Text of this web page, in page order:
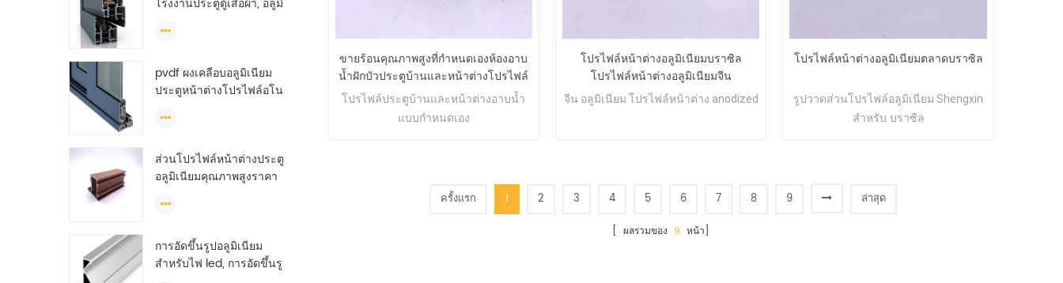
โรงงานประตูตู้เสื้อผ้า, อลูมิ
เสื้อผ้า, ตู้เสื้อผ้าอลูมิเนียม
pvdf ผงเคลือบอลูมิเนียม
ประตูหน้าต่างโปรไฟล์อโน
ละเอียดการอัดขึ้นรูป
ส่วนโปรไฟล์หน้าต่างประตู
อลูมิเนียมคุณภาพสูงราคา
เลื่อนแอลจีเรีย
การอัดขึ้นรูปอลูมิเนียม
สำหรับไฟ led, การอัดขึ้นรู
ขายร้อนคุณภาพสูงที่กำหนดเองห้องอาบ
น้ำฝักบัวประตูบ้านและหน้าต่างโปรไฟล์
การอัดขึ้นรูปอลูมิเนียมสำหรับบราซิล
โปรไฟล์ประตูบ้านและหน้าต่างอาบน้ำ
แบบกำหนดเอง
โปรไฟล์หน้าต่างอลูมิเนียมบราซิล
โปรไฟล์หน้าต่างอลูมิเนียมจีน
anodized
จีน อลูมิเนียม โปรไฟล์หน้าต่าง anodized
โปรไฟล์หน้าต่างอลูมิเนียมตลาดบราซิล
รูปวาดส่วนโปรไฟล์อลูมิเนียม Shengxin
สำหรับ บราซิล
ครั้งแรก 1 2 3 4 5 6 7 8 9 ล่าสุด
[ ผลรวมของ 9 หน้า]